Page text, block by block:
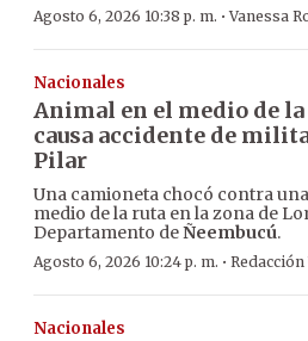
Agosto 6, 2026 10:38 p. m. ·Vanessa
Nacionales
Animal en el medio de
causa accidente de
Pilar
Una camioneta chocó contra
medio de la ruta en la zona de
Departamento deÑeembucú.
Agosto 6, 2026 10:24 p. m. · Redacción
Nacionales